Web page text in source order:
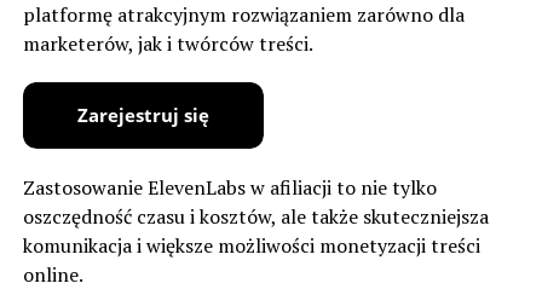
platformę atrakcyjnym rozwiązaniem zarówno dla
marketerów, jak i twórców treści.
Zastosowanie ElevenLabs w afiliacji to nie tylko
oszczędność czasu i kosztów, ale także skuteczniejsza
komunikacja i większe możliwości monetyzacji treści
online.